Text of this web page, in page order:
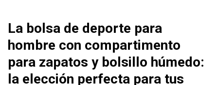
La bolsa de deporte para
hombre con compartimento
para zapatos y bolsillo húmedo:
la elección perfecta para tus